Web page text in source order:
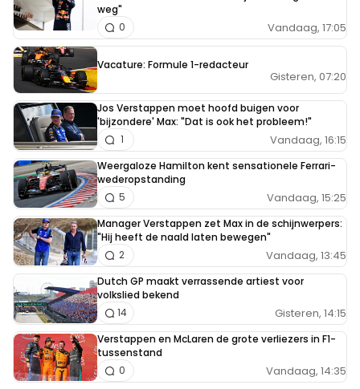
weg"
Vandaag, 17:05
0
Vacature: Formule 1-redacteur
Gisteren, 07:20
Jos Verstappen moet hoofd buigen voor
'bijzondere' Max: "Dat is ook het probleem!"
Vandaag, 16:15
1
Weergaloze Hamilton kent sensationele Ferrari-
wederopstanding
Vandaag, 15:25
5
Manager Verstappen zet Max in de schijnwerpers:
"Hij heeft de naald laten bewegen"
Vandaag, 13:45
2
Dutch GP maakt verrassende artiest voor
volkslied bekend
Gisteren, 14:15
14
Verstappen en McLaren de grote verliezers in F1-
tussenstand
Vandaag, 14:35
0